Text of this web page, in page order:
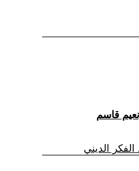
الفكر الديني